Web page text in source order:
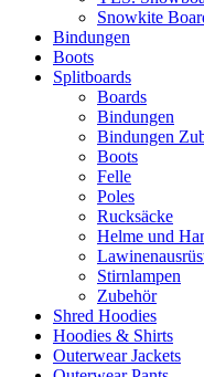
Snowkite
Bindungen
Boots
Splitboards
Boards
Bindungen
Bindungen
Boots
Felle
Poles
Rucksäcke
Helme und
Stirnlampen
Zubehör
Shred Hoodies
Hoodies & Shirts
Outerwear Jackets